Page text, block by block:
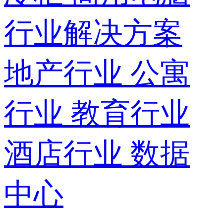
行业解决方案
地产行业 公寓
行业 教育行业
酒店行业 数据
中心